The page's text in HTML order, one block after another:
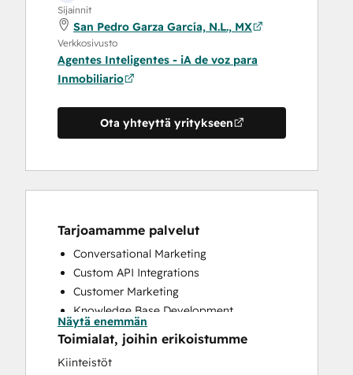
Sijainnit
San Pedro Garza García, N.L., MX
Verkkosivusto
Agentes Inteligentes - iA de voz para
Inmobiliario
Ota yhteyttä yritykseen
Tarjoamamme palvelut
Conversational Marketing
Custom API Integrations
Customer Marketing
Knowledge Base Development
Programmable Automation
Sales and Marketing Alignment
Website Development
Näytä enemmän
Toimialat, joihin erikoistumme
Kiinteistöt